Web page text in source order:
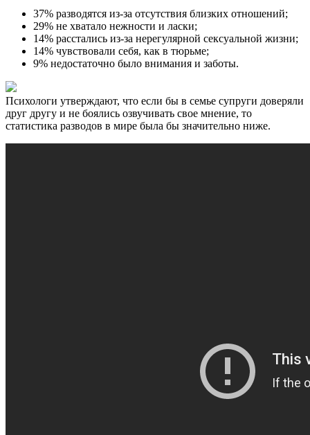
37% разводятся из-за отсутствия близких отношений;
29% не хватало нежности и ласки;
14% расстались из-за нерегулярной сексуальной жизни;
14% чувствовали себя, как в тюрьме;
9% недостаточно было внимания и заботы.
Психологи утверждают, что если бы в семье супруги доверяли
друг другу и не боялись озвучивать свое мнение, то
статистика разводов в мире была бы значительно ниже.